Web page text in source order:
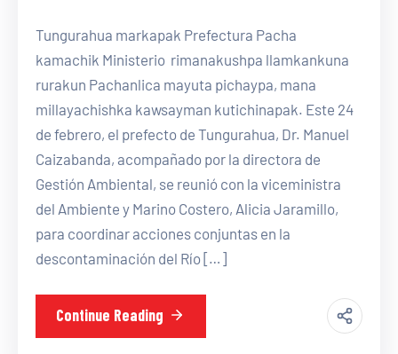
Tungurahua markapak Prefectura Pacha
kamachik Ministerio rimanakushpa llamkankuna
rurakun Pachanlica mayuta pichaypa, mana
millayachishka kawsayman kutichinapak. Este 24
de febrero, el prefecto de Tungurahua, Dr. Manuel
Caizabanda, acompañado por la directora de
Gestión Ambiental, se reunió con la viceministra
del Ambiente y Marino Costero, Alicia Jaramillo,
para coordinar acciones conjuntas en la
descontaminación del Río […]
Continue Reading